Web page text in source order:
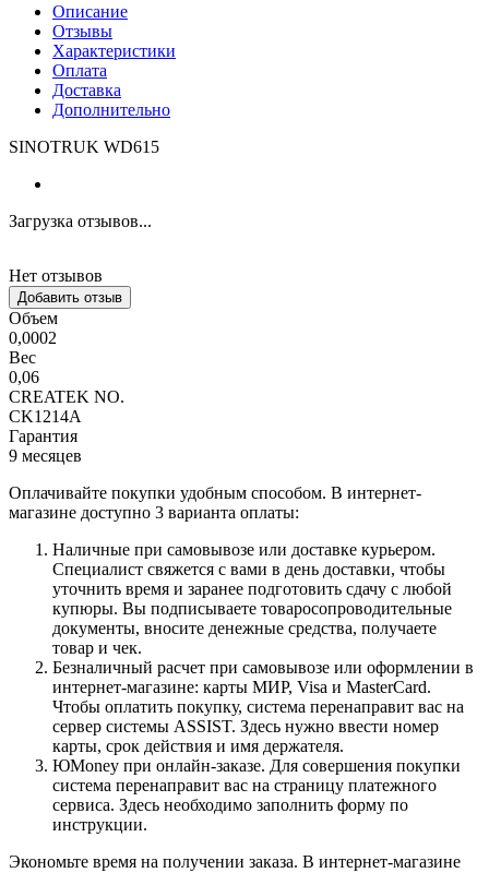
Описание
Отзывы
Характеристики
Оплата
Доставка
Дополнительно
SINOTRUK WD615
Загрузка отзывов...
Нет отзывов
Добавить отзыв
Объем
0,0002
Вес
0,06
CREATEK NO.
CK1214A
Гарантия
9 месяцев
Оплачивайте покупки удобным способом. В интернет-
магазине доступно 3 варианта оплаты:
Наличные при самовывозе или доставке курьером.
Специалист свяжется с вами в день доставки, чтобы
уточнить время и заранее подготовить сдачу с любой
купюры. Вы подписываете товаросопроводительные
документы, вносите денежные средства, получаете
товар и чек.
Безналичный расчет при самовывозе или оформлении в
интернет-магазине: карты МИР, Visa и MasterCard.
Чтобы оплатить покупку, система перенаправит вас на
сервер системы ASSIST. Здесь нужно ввести номер
карты, срок действия и имя держателя.
ЮMoney при онлайн-заказе. Для совершения покупки
система перенаправит вас на страницу платежного
сервиса. Здесь необходимо заполнить форму по
инструкции.
Экономьте время на получении заказа. В интернет-магазине